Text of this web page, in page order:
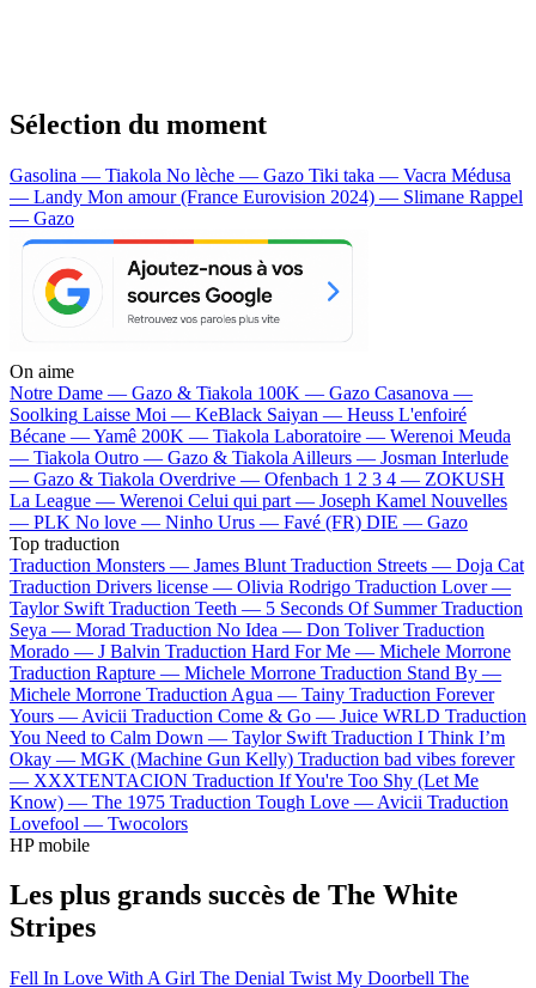
Sélection du moment
Gasolina — Tiakola No lèche — Gazo Tiki taka — Vacra Médusa
— Landy Mon amour (France Eurovision 2024) — Slimane Rappel
— Gazo
On aime
Notre Dame — Gazo & Tiakola 100K — Gazo Casanova —
Soolking Laisse Moi — KeBlack Saiyan — Heuss L'enfoiré
Bécane —Yamê 200K — Tiakola Laboratoire — Werenoi Meuda
— Tiakola Outro — Gazo & Tiakola Ailleurs — Josman Interlude
— Gazo & Tiakola Overdrive — Ofenbach 1 2 3 4 — ZOKUSH
La League — Werenoi Celui qui part — Joseph Kamel Nouvelles
— PLK No love — Ninho Urus — Favé (FR) DIE — Gazo
Top traduction
Traduction Monsters — James Blunt Traduction Streets — Doja Cat
Traduction Drivers license — Olivia Rodrigo Traduction Lover —
Taylor Swift Traduction Teeth — 5 Seconds Of Summer Traduction
Seya — Morad Traduction No Idea — Don Toliver Traduction
Morado — J Balvin Traduction Hard For Me — Michele Morrone
Traduction Rapture — Michele Morrone Traduction Stand By —
Michele Morrone Traduction Agua — Tainy Traduction Forever
Yours — Avicii Traduction Come & Go — Juice WRLD Traduction
You Need to Calm Down — Taylor Swift Traduction I Think I’m
Okay — MGK (Machine Gun Kelly) Traduction bad vibes forever
— XXXTENTACION Traduction If You're Too Shy (Let Me
Know) — The 1975 Traduction Tough Love — Avicii Traduction
Lovefool — Twocolors
HP mobile
Les plus grands succès de The White
Stripes
Fell In Love With A Girl The Denial Twist My Doorbell The